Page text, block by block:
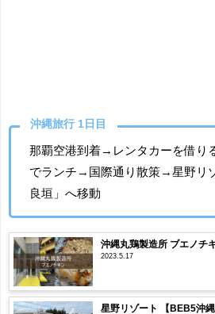
沖縄旅行 1日目
那覇空港到着→レンタカーを借り
でランチ→国際通り散策→星野リ
良垣」へ移動
沖縄丸鶏製造所 ブエノチ
2023.5.17
星野リゾート 【BEB5沖